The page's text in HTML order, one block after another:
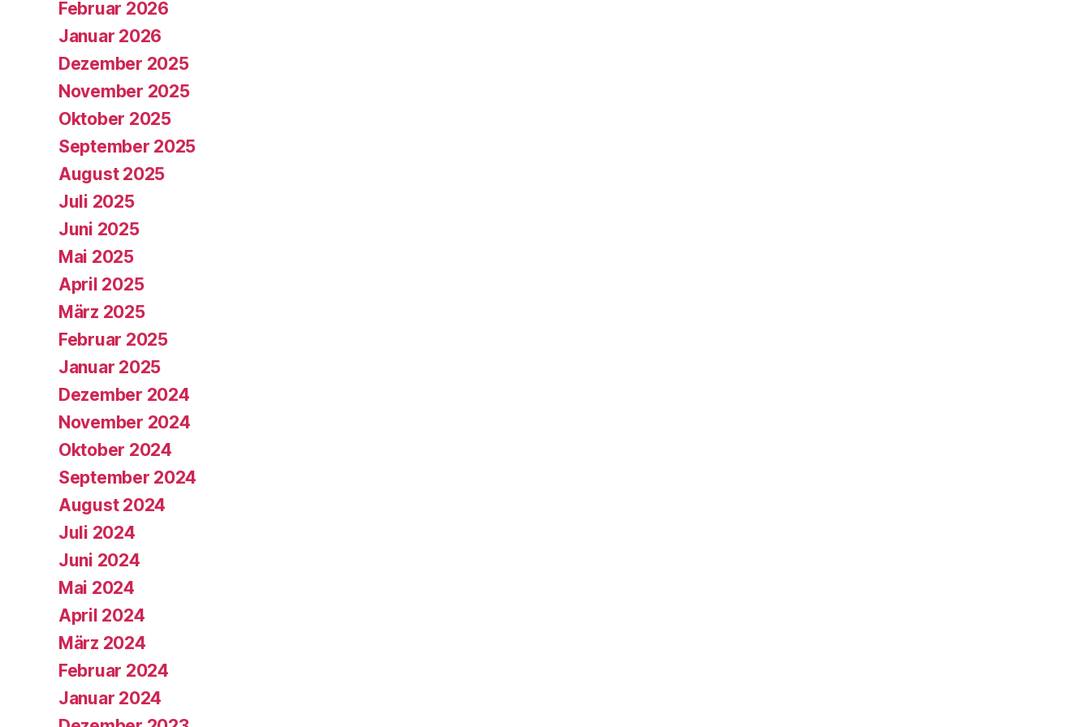
Februar 2026
Januar 2026
Dezember 2025
November 2025
Oktober 2025
September 2025
August 2025
Juli 2025
Juni 2025
Mai 2025
April 2025
März 2025
Februar 2025
Januar 2025
Dezember 2024
November 2024
Oktober 2024
September 2024
August 2024
Juli 2024
Juni 2024
Mai 2024
April 2024
März 2024
Februar 2024
Januar 2024